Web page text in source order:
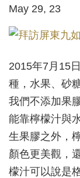
May 29, 23
2015年7月15
種，水果、砂
我們不添加果
能靠檸檬汁與
生果膠之外，
顏色更美觀，
檬汁可以說是